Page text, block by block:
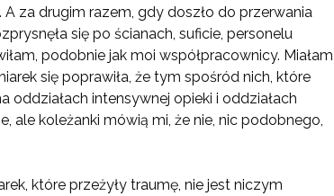
A za drugim razem, gdy doszło do przerwania
się po ścianach, suficie, personelu
podobnie jak moi współpracownicy. Miałam
się poprawiła, że tym spośród nich, które
intensywnej opieki i oddziałach
ale koleżanki mówią mi, że nie, nic podobnego,
które przeżyły traumę, nie jest niczym